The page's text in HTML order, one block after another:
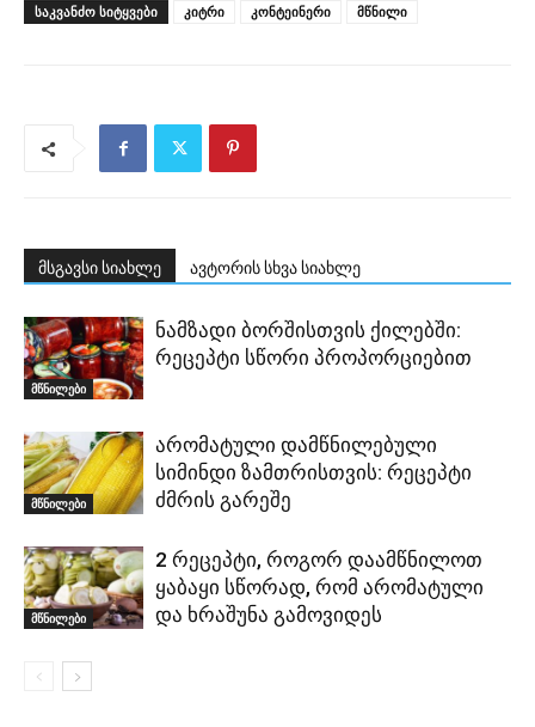
ᲡᲐᲙᲕᲐᲜᲫᲝ ᲡᲘᲢᲧᲕᲔᲑᲘ კიტრი კონტეინერი მწნილი
მსგავსი სიახლე ავტორის სხვა სიახლე
მწნილები
ნამზადი ბორშისთვის ქილებში:
რეცეპტი სწორი პროპორციებით
მწნილები
არომატული დამწნილებული
სიმინდი ზამთრისთვის: რეცეპტი
ძმრის გარეშე
მწნილები
2 რეცეპტი, როგორ დაამწნილოთ
ყაბაყი სწორად, რომ არომატული
და ხრაშუნა გამოვიდეს